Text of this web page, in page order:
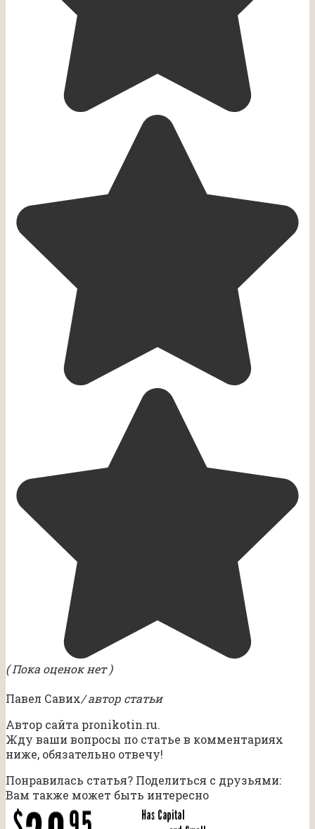
( Пока оценок нет )
Павел Савих/ автор статьи
Автор сайта pronikotin.ru.
Жду ваши вопросы по статье в комментариях
ниже, обязательно отвечу!
Понравилась статья? Поделиться с друзьями:
Вам также может быть интересно